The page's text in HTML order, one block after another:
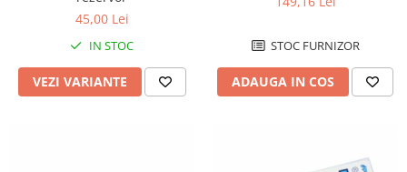
45,00 Lei
IN STOC
VEZI VARIANTE
STOC FURNIZOR
ADAUGA IN COS